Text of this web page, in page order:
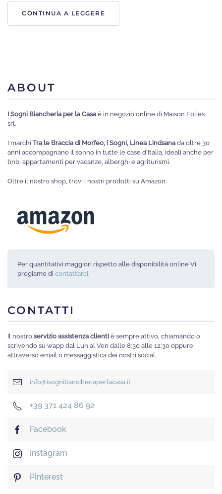
CONTINUA A LEGGERE
ABOUT
I Sogni Biancheria per la Casa è in negozio online di Maison Folies
srl.
I marchi Tra le Braccia di Morfeo, i Sogni, Linea Lindsana da oltre 30
anni accompagnano il sonno in tutte le case d'Italia, ideali anche per
bnb, appartamenti per vacanze, alberghi e agriturismi.
Oltre il nostro shop, trovi i nostri prodotti su Amazon.
Per quantitativi maggiori rispetto alle disponibilità online Vi
pregiamo di contattarci.
CONTATTI
Il nostro servizio assistenza clienti è sempre attivo, chiamando o
scrivendo su wapp dal Lun al Ven dalle 8:30 alle 12:30 oppure
attraverso email o messaggistica dei nostri social.
info@isognibiancheriaperlacasa.it
+39 371 424 86 92
Facebook
Instagram
Pinterest